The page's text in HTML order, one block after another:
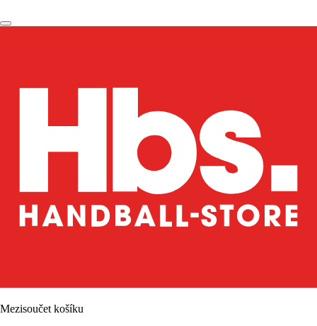
Mezisoučet košíku